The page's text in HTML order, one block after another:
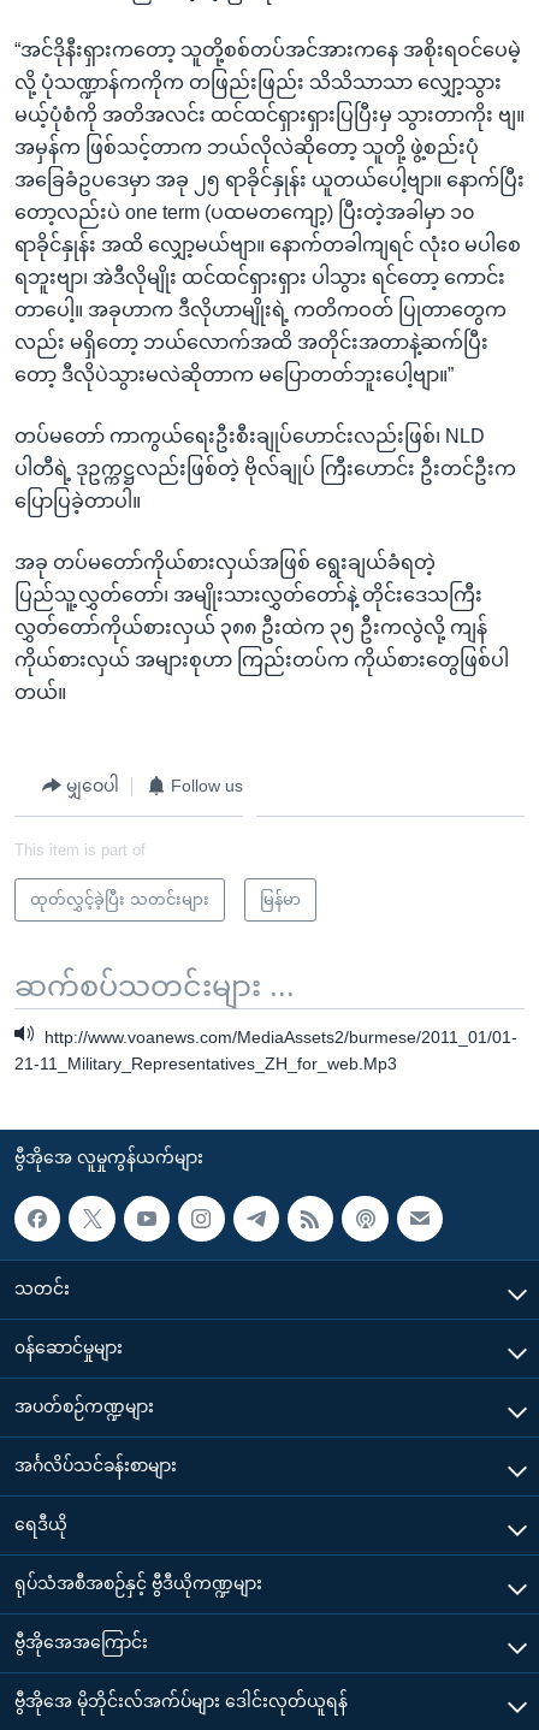
“အင်ဒိုနီးရှားကတော့ သူတို့စစ်တပ်အင်အားကနေ အစိုးရဝင်ပေမဲ့
လို့ ပုံသဏ္ဍာန်ကကိုက တဖြည်းဖြည်း သိသိသာသာ လျှော့သွား
မယ့်ပုံစံကို အတိအလင်း ထင်ထင်ရှားရှားပြပြီးမှ သွားတာကိုး ဗျ။
အမှန်က ဖြစ်သင့်တာက ဘယ်လိုလဲဆိုတော့ သူတို့ ဖွဲ့စည်းပုံ
အခြေခံဥပဒေမှာ အခု ၂၅ ရာခိုင်နှုန်း ယူတယ်ပေါ့ဗျာ။ နောက်ပြီး
တော့လည်းပဲ one term (ပထမတကျော့) ပြီးတဲ့အခါမှာ ၁၀
ရာခိုင်နှုန်း အထိ လျှော့မယ်ဗျာ။ နောက်တခါကျရင် လုံး၀ မပါစေ
ရဘူးဗျာ၊ အဲဒီလိုမျိုး ထင်ထင်ရှားရှား ပါသွား ရင်တော့ ကောင်း
တာပေါ့။ အခုဟာက ဒီလိုဟာမျိုးရဲ့ ကတိကဝတ် ပြုတာတွေက
လည်း မရှိတော့ ဘယ်လောက်အထိ အတိုင်းအတာနဲ့ဆက်ပြီး
တော့ ဒီလိုပဲသွားမလဲဆိုတာက မပြောတတ်ဘူးပေါ့ဗျာ။”
တပ်မတော် ကာကွယ်ရေးဦးစီးချုပ်ဟောင်းလည်းဖြစ်၊ NLD
ပါတီရဲ့ ဒုဥက္ကဋ္ဌလည်းဖြစ်တဲ့ ဗိုလ်ချုပ် ကြီးဟောင်း ဦးတင်ဦးက
ပြောပြခဲ့တာပါ။
အခု တပ်မတော်ကိုယ်စားလှယ်အဖြစ် ရွေးချယ်ခံရတဲ့
ပြည်သူ့လွှတ်တော်၊ အမျိုးသားလွှတ်တော်နဲ့ တိုင်းဒေသကြီး
လွှတ်တော်ကိုယ်စားလှယ် ၃၈၈ ဦးထဲက ၃၅ ဦးကလွဲလို့ ကျန်
ကိုယ်စားလှယ် အများစုဟာ ကြည်းတပ်က ကိုယ်စားတွေဖြစ်ပါ
တယ်။
မျှဝေပါ Follow us
This item is part of
ထုတ်လွှင့်ခဲ့ပြီး သတင်းများ မြန်မာ
ဆက်စပ်သတင်းများ ...
http://www.voanews.com/MediaAssets2/burmese/2011_01/01-
21-11_Military_Representatives_ZH_for_web.Mp3
ဗွီအိုအေ လူမှုကွန်ယက်များ
သတင်း
၀န်ဆောင်မှုများ
အပတ်စဉ်ကဏ္ဍများ
အင်္ဂလိပ်သင်ခန်းစာများ
ရေဒီယို
ရုပ်သံအစီအစဉ်နှင့် ဗွီဒီယိုကဏ္ဍများ
ဗွီအိုအေအကြောင်း
ဗွီအိုအေ မိုဘိုင်းလ်အက်ပ်များ ဒေါင်းလုတ်ယူရန်